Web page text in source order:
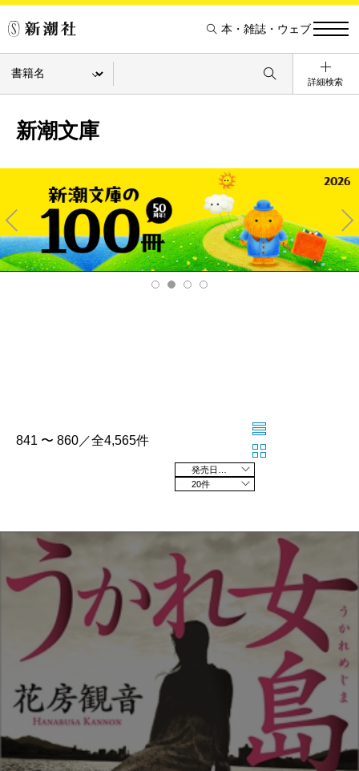
本・雑誌・ウェブ
詳細検索
新潮文庫
Pre
v
Ne
xt
841 〜 860／全4,565件
20件